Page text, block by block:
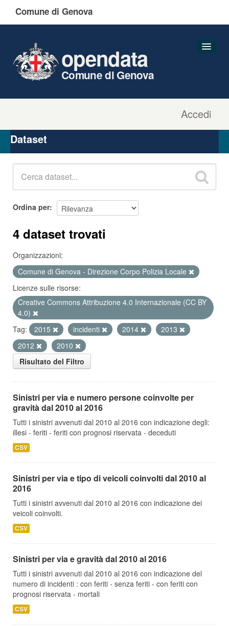
Comune di Genova
Accedi
opendata
Comune di Genova
Organizzazioni
Gruppi
Dataset
Ordina per
4 dataset trovati
Organizzazioni:
Comune di Genova - Direzione Corpo Polizia Locale
Licenze sulle risorse:
Creative Commons Attribuzione 4.0 Internazionale (CC BY
4.0)
Tag:
2015 incidenti 2014
2013
2012
2010
Risultato del Filtro
Sinistri per via e numero persone coinvolte per
gravità dal 2010 al 2016
Tutti i sinistri avvenuti dal 2010 al 2016 con indicazione degli:
illesi - feriti - feriti con prognosi riservata - deceduti
CSV
Sinistri per via e tipo di veicoli coinvolti dal 2010 al
2016
Tutti i sinistri avvenuti dal 2010 al 2016 con indicazione dei
veicoli coinvolti.
CSV
Sinistri per via e gravità dal 2010 al 2016
Tutti i sinistri avvenuti dal 2010 al 2016 con indicazione del
numero di incidenti : con feriti - senza feriti - con feriti con
prognosi riservata - mortali
CSV